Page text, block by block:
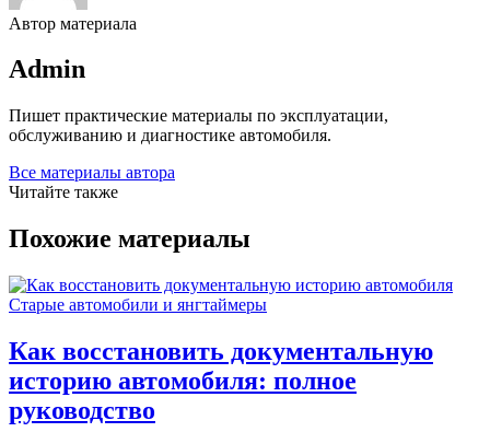
Автор материала
Admin
Пишет практические материалы по эксплуатации,
обслуживанию и диагностике автомобиля.
Все материалы автора
Читайте также
Похожие материалы
Старые автомобили и янгтаймеры
Как восстановить документальную
историю автомобиля: полное
руководство